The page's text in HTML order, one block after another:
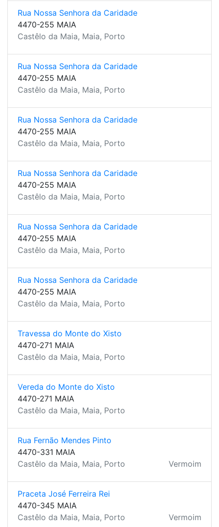
Rua Nossa Senhora da Caridade
4470-255 MAIA
Castêlo da Maia, Maia, Porto
Rua Nossa Senhora da Caridade
4470-255 MAIA
Castêlo da Maia, Maia, Porto
Rua Nossa Senhora da Caridade
4470-255 MAIA
Castêlo da Maia, Maia, Porto
Rua Nossa Senhora da Caridade
4470-255 MAIA
Castêlo da Maia, Maia, Porto
Rua Nossa Senhora da Caridade
4470-255 MAIA
Castêlo da Maia, Maia, Porto
Rua Nossa Senhora da Caridade
4470-255 MAIA
Castêlo da Maia, Maia, Porto
Travessa do Monte do Xisto
4470-271 MAIA
Castêlo da Maia, Maia, Porto
Vereda do Monte do Xisto
4470-271 MAIA
Castêlo da Maia, Maia, Porto
Rua Fernão Mendes Pinto
4470-331 MAIA
Castêlo da Maia, Maia, Porto
Vermoim
Praceta José Ferreira Rei
4470-345 MAIA
Castêlo da Maia, Maia, Porto
Vermoim